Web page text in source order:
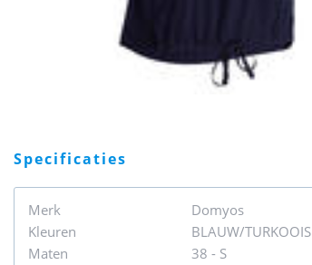
specificaties
Merk
Domyos
Kleuren
BLAUW/TURKOOIS
Maten
38 - S